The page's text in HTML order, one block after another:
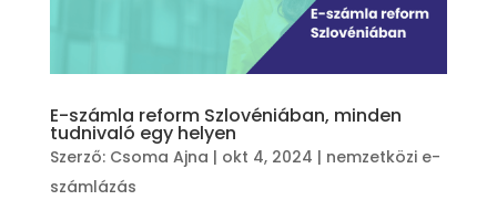
E-számla reform Szlovéniában, minden
tudnivaló egy helyen
Szerző: Csoma Ajna | okt 4, 2024 | nemzetközi e-
számlázás